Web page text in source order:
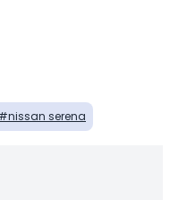
nissan serena